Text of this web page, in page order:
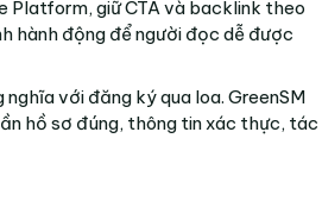
Platform, giữ CTA và backlink theo
hành động để người đọc dễ được
với đăng ký qua loa. GreenSM
hồ sơ đúng, thông tin xác thực, tác